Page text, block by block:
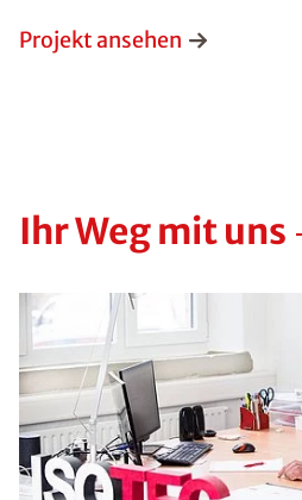
Projekt ansehen
Ihr Weg mit uns